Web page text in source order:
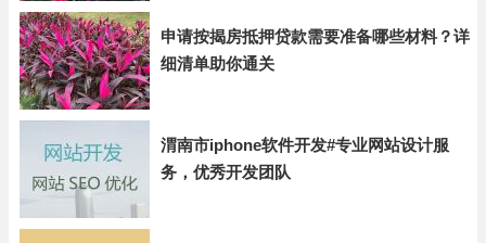
申请按揭房抵押贷款需要准备哪些材料？详
细清单助你通关
渭南市iphone软件开发#专业网站设计服
务，优秀开发团队